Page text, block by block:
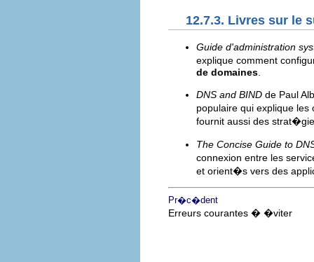
12.7.3. Livres sur le
Guide d'administration
explique comment
de domaines
DNS and BIND de Paul
populaire qui explique
fournit aussi des
The Concise Guide to
connexion entre les
et orient�s vers des
Pr�c�dent
Erreurs courantes � �viter